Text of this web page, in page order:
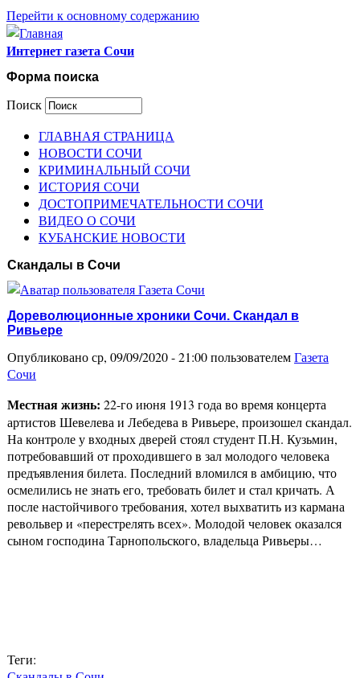
Перейти к основному содержанию
Интернет газета Сочи
Форма поиска
Поиск
ГЛАВНАЯ СТРАНИЦА
НОВОСТИ СОЧИ
КРИМИНАЛЬНЫЙ СОЧИ
ИСТОРИЯ СОЧИ
ДОСТОПРИМЕЧАТЕЛЬНОСТИ СОЧИ
ВИДЕО О СОЧИ
КУБАНСКИЕ НОВОСТИ
Скандалы в Сочи
Дореволюционные хроники Сочи. Скандал в
Ривьере
Опубликовано ср, 09/09/2020 - 21:00 пользователемГазета
Сочи
Местная жизнь: 22-го июня 1913 года во время концерта
артистов Шевелева и Лебедева в Ривьере, произошел скандал.
На контроле у входных дверей стоял студент П.Н. Кузьмин,
потребовавший от проходившего в зал молодого человека
предъявления билета. Последний вломился в амбицию, что
осмелились не знать его, требовать билет и стал кричать. А
после настойчивого требования, хотел выхватить из кармана
револьвер и «перестрелять всех». Молодой человек оказался
сыном господина Тарнопольского, владельца Ривьеры…
Теги: